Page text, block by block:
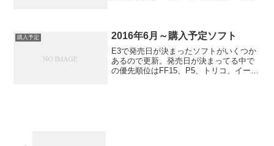
購入予定 2016年6月～購入予定ソフト
E3で発売日が決まったソフトがいくつか
あるので更新。発売日が決まってる中で
の優先順位はFF15、P5、トリコ、イース